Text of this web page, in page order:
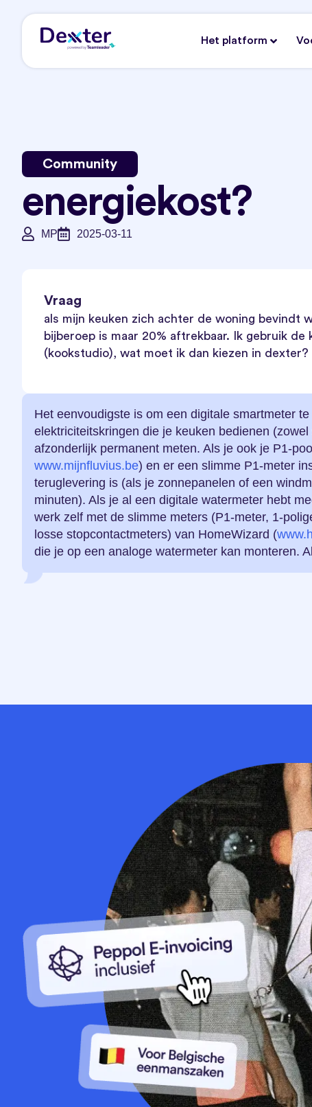
Het platform
Community
energiekost?
MP 2025-03-11
Vraag
als mijn keuken zich achter de woning bevindt
bijberoep is maar 20% aftrekbaar. Ik gebruik
(kookstudio), wat moet ik dan kiezen in dexter?
Het eenvoudigste is om een digitale smartmeter
elektriciteitskringen die je keuken bedienen
afzonderlijk permanent meten. Als je ook je P1-
www.mijnfluvius.be) en er een slimme P1-meter
teruglevering is (als je zonnepanelen of een
minuten). Als je al een digitale watermeter hebt
werk zelf met de slimme meters (P1-meter, 1-
losse stopcontactmeters) van HomeWizard (
die je op een analoge watermeter kan monteren.